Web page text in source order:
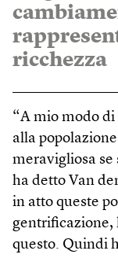
ricchezza
“A mio modo
alla
meravigliosa se
ha detto Van
in atto queste
gentrificazione,
questo. Quindi